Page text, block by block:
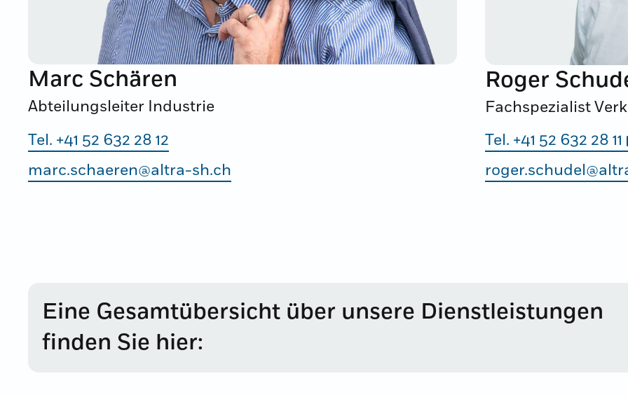
Marc Schären
Abteilungsleiter Industrie
Tel. +41 52 632 28 12
marc.schaeren@altra-sh.ch
Roger
Fachspezialist
Tel. +41 52 632 28 11
Eine Gesamtübersicht über unsere Dienstleistungen
finden Sie hier: